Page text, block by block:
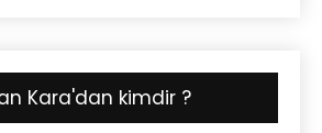
Kara'dan kimdir ?